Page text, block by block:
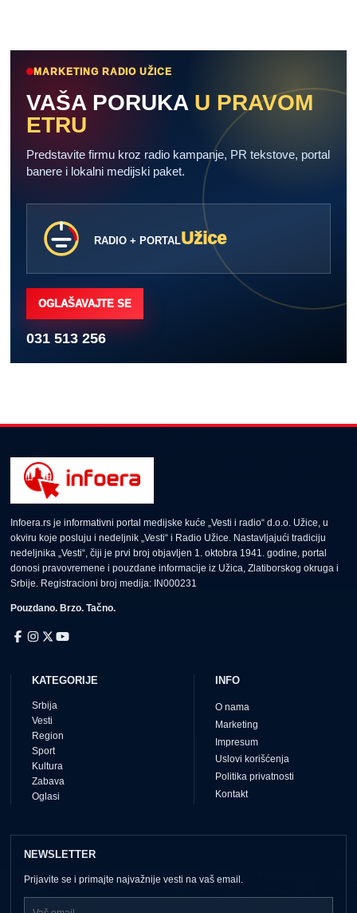
MARKETING RADIO UŽICE
VAŠA PORUKA U PRAVOM
ETRU
Predstavite firmu kroz radio kampanje, PR tekstove, portal
banere i lokalni medijski paket.
RADIO + PORTALUžice
OGLAŠAVAJTE SE
031 513 256
Infoera.rs je informativni portal medijske kuće „Vesti i radio“ d.o.o. Užice, u
okviru koje posluju i nedeljnik „Vesti“ i Radio Užice. Nastavljajući tradiciju
nedeljnika „Vesti“, čiji je prvi broj objavljen 1. oktobra 1941. godine, portal
donosi pravovremene i pouzdane informacije iz Užica, Zlatiborskog okruga i
Srbije. Registracioni broj medija: IN000231
Pouzdano. Brzo. Tačno.
KATEGORIJE
Srbija
Vesti
Region
Sport
Kultura
Zabava
Oglasi
INFO
O nama
Marketing
Impresum
Uslovi korišćenja
Politika privatnosti
Kontakt
NEWSLETTER
Prijavite se i primajte najvažnije vesti na vaš email.